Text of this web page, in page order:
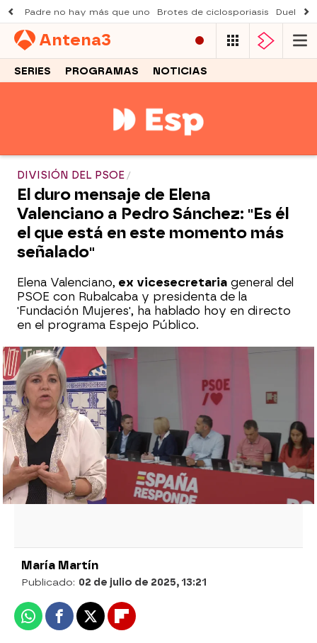
Padre no hay más que uno Brotes de ciclosporiasis Duelo
Antena3
SERIES PROGRAMAS NOTICIAS
DIVISIÓN DEL PSOE
El duro mensaje de Elena
Valenciano a Pedro Sánchez: "Es él
el que está en este momento más
señalado"
Elena Valenciano, ex vicesecretaria general del
PSOE con Rubalcaba y presidenta de la
'Fundación Mujeres', ha hablado hoy en directo
en el programa Espejo Público.
Última hora Santos Cerdán, en directo | El
sustituto del ex mano derecha de Pedro
Sánchez: de una mujer joven a una figura
del aparato
Gonzalo Miró: "No puede ser que el PP
venga a dar lecciones de lucha contra la
corrupción al PSOE"
María Martín
Publicado: 02 de julio de 2025, 13:21
WhatsappFacebook
X Flipboard